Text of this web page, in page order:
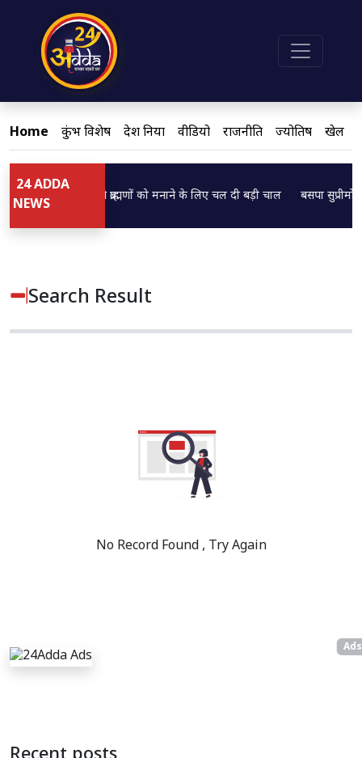
Home कुंभ विशेष देश दुनिया वीडियो राजनीति ज्योतिष खेल
24 ADDA
NEWS
ब्रजेश पाठक ने ब्राह्मणों को मनाने के लिए चल दी बड़ी चाल Loading...
बसपा सुप्रीमो
Search Result
No Record Found , Try Again
Ads